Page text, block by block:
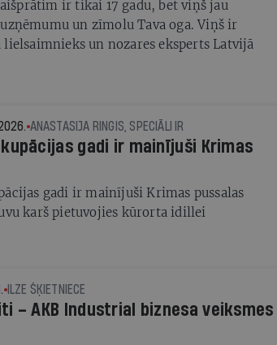
ir tikai 17 gadu, bet viņš jau
un zīmolu Tava oga. Viņš ir
lielsaimnieks un nozares eksperts Latvijā
ANASTASIJA RINGIS, SPECIĀLI IR
gadi ir mainījuši Krimas
gadi ir mainījuši Krimas pussalas
karš pietuvojies kūrorta idillei
ILZE ŠĶIETNIECE
– AKB Industrial biznesa veiksmes